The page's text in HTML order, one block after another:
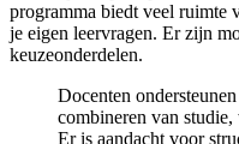
programma biedt veel ruimte
je eigen leervragen. Er zijn
keuzeonderdelen.
Docenten
combineren van
Er is aandacht voor